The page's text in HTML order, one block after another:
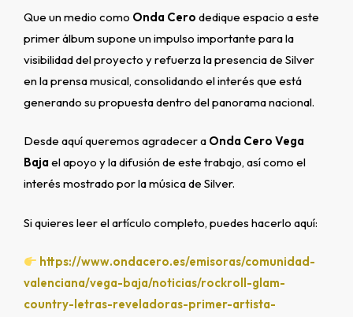
Que un medio como Onda Cero dedique espacio a este
primer álbum supone un impulso importante para la
visibilidad del proyecto y refuerza la presencia de Silver
en la prensa musical, consolidando el interés que está
generando su propuesta dentro del panorama nacional.
Desde aquí queremos agradecer a Onda Cero Vega
Baja el apoyo y la difusión de este trabajo, así como el
interés mostrado por la música de Silver.
Si quieres leer el artículo completo, puedes hacerlo aquí:
https://www.ondacero.es/emisoras/comunidad-
valenciana/vega-baja/noticias/rockroll-glam-
country-letras-reveladoras-primer-artista-